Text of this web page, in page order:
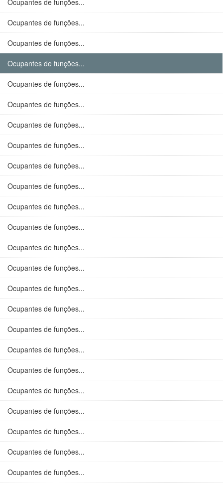
Ocupantes de funções...
Ocupantes de funções...
Ocupantes de funções...
Ocupantes de funções...
Ocupantes de funções...
Ocupantes de funções...
Ocupantes de funções...
Ocupantes de funções...
Ocupantes de funções...
Ocupantes de funções...
Ocupantes de funções...
Ocupantes de funções...
Ocupantes de funções...
Ocupantes de funções...
Ocupantes de funções...
Ocupantes de funções...
Ocupantes de funções...
Ocupantes de funções...
Ocupantes de funções...
Ocupantes de funções...
Ocupantes de funções...
Ocupantes de funções...
Ocupantes de funções...
Ocupantes de funções...